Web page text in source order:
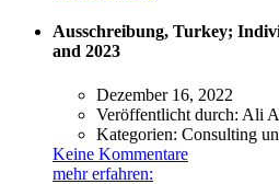
Ausschreibung, Turkey;
and 2023
Dezember 16, 2022
Veröffentlicht durch: Ali
Kategorien: Consulting
Keine Kommentare
mehr erfahren: